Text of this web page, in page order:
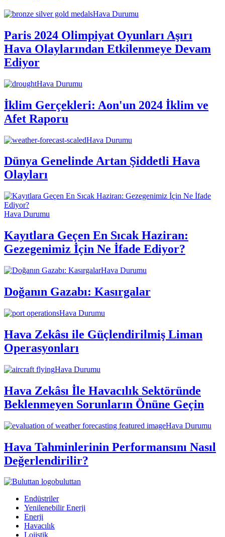
Hava Durumu
Paris 2024 Olimpiyat Oyunları Aşırı
Hava Olaylarından Etkilenmeye Devam
Ediyor
Hava Durumu
İklim Gerçekleri: Aon'un 2024 İklim ve
Afet Raporu
Hava Durumu
Dünya Genelinde Artan Şiddetli Hava
Olayları
Hava Durumu
Kayıtlara Geçen En Sıcak Haziran:
Gezegenimiz İçin Ne İfade Ediyor?
Hava Durumu
Doğanın Gazabı: Kasırgalar
Hava Durumu
Hava Zekâsı ile Güçlendirilmiş Liman
Operasyonları
Hava Durumu
Hava Zekâsı İle Havacılık Sektöründe
Beklenmeyen Sorunların Önüne Geçin
Hava Durumu
Hava Tahminlerinin Performansını Nasıl
Değerlendirilir?
buluttan
Endüstriler
Yenilenebilir Enerji
Enerji
Havacılık
Lojistik